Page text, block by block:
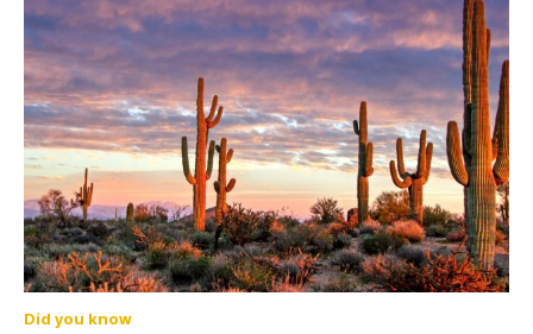
Did you know